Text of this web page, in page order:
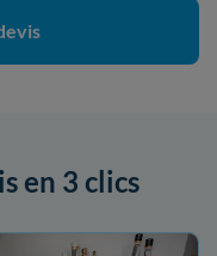
en 3 clics